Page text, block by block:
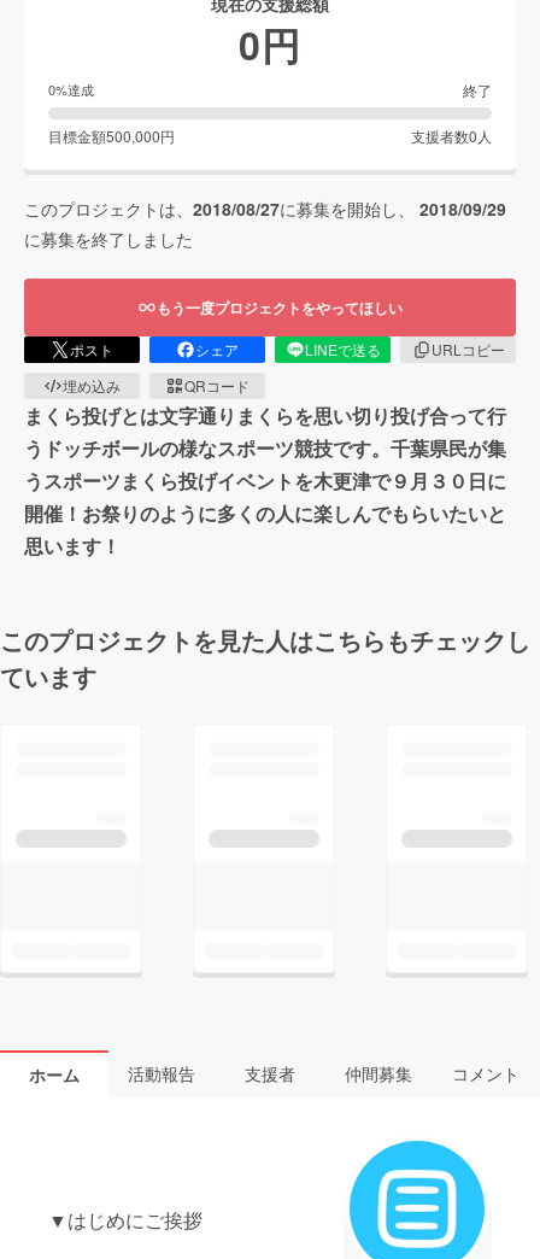
0円
0%達成 終了
目標金額500,000円 支援者数0 人
このプロジェクトは、 2018/08/27に募集を開始し、 2018/09/29
に募集を終了しました
もう一度プロジェクトをやってほしい
ポスト シェア LINEで送る
URLコピー
埋め込み
QRコード
まくら投げとは文字通りまくらを思い切り投げ合って行
うドッチボールの様なスポーツ競技です。千葉県民が集
うスポーツまくら投げイベントを木更津で９月３０日に
開催！お祭りのように多くの人に楽しんでもらいたいと
思います！
このプロジェクトを見た人はこちらもチェックし
ています
ホーム 活動報告 支援者 仲間募集 コメント
▼はじめにご挨拶